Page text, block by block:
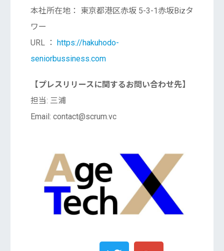
本社所在地： 東京都港区赤坂 5-3-1赤坂Bizタ
ワー
URL ： https://hakuhodo-
seniorbussiness.com
【プレスリリースに関するお問い合わせ先】
担当: 三浦
Email: contact@scrum.vc